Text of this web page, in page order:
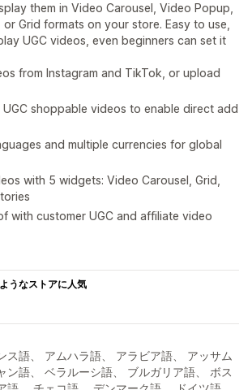
them in Video Carousel, Video Popup,
or Grid formats on your store. Easy to use,
UGC videos, even beginners can set it
from Instagram and TikTok, or upload
shoppable videos to enable direct add
and multiple currencies for global
with 5 widgets: Video Carousel, Grid,
with customer UGC and affiliate video
うなストアに人気
ス語、 アムハラ語、 アラビア語、 アッサム
ン語、 ベラルーシ語、 ブルガリア語、 ボス